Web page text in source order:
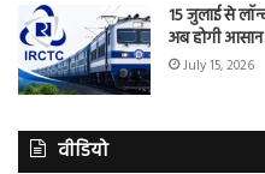
15 जुलाई से
अब होगी
July 15, 2026
वीडियो